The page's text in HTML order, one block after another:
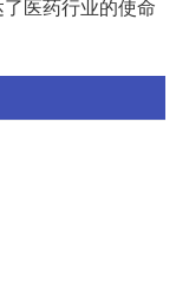
医药行业的使命